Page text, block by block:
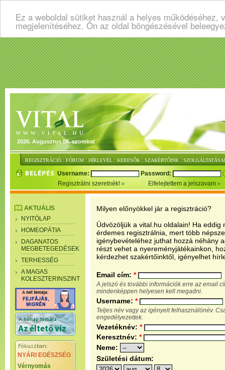
Ez a weboldal sütiket használ a helyes
megjelenítéséhez. Ön az oldal böngészésével
2026. Augusztus 08. szombat
REGISZTRÁCIÓ : FÓRUM : HÍRLEVÉL : KERESŐK : SZAKÉRTŐINK :
Username:
Password:
Regisztrálni szeretnék!
Elfelejtettem a jelszavam
AKTUÁLIS
NYITÓLAP
HOMEOPÁTIA
DAGANATOS
MEGBETEGEDÉSEK
TERHESSÉG
A MAGAS
KOLESZTERINSZINT
NYÁRI EGÉSZSÉG
Vérnyomás
Milyen előnyökkel jár a regisztráció?
Üdvözöljük a vital.hu oldalain! Ha eddig
érdemes regisztrálnia, mert több
igénybevételéhez juthat hozzá néhány
részt vehet a nyereményjátékainkon,
kérdezhet szakértőinktől, igényelhet
Email cím: *
A jelszó és további információk erre az email
mindenképpen helyesen kell megadni.
Username: *
Teljes név vagy az igényelt felhasználónév.
engedélyezettek.
Vezetéknév: *
Keresztnév: *
Neme:
Születési dátum: